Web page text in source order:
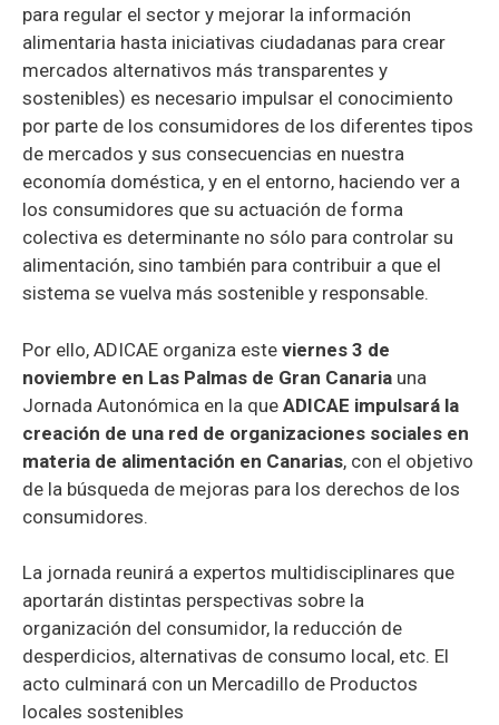
para regular el sector y mejorar la información
alimentaria hasta iniciativas ciudadanas para crear
mercados alternativos más transparentes y
sostenibles) es necesario impulsar el conocimiento
por parte de los consumidores de los diferentes tipos
de mercados y sus consecuencias en nuestra
economía doméstica, y en el entorno, haciendo ver a
los consumidores que su actuación de forma
colectiva es determinante no sólo para controlar su
alimentación, sino también para contribuir a que el
sistema se vuelva más sostenible y responsable.
Por ello, ADICAE organiza este viernes 3 de
noviembre en Las Palmas de Gran Canaria una
Jornada Autonómica en la que ADICAE impulsará la
creación de una red de organizaciones sociales en
materia de alimentación en Canarias, con el objetivo
de la búsqueda de mejoras para los derechos de los
consumidores.
La jornada reunirá a expertos multidisciplinares que
aportarán distintas perspectivas sobre la
organización del consumidor, la reducción de
desperdicios, alternativas de consumo local, etc. El
acto culminará con un Mercadillo de Productos
locales sostenibles